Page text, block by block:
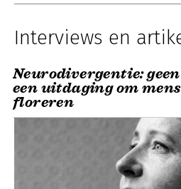
Interviews en
Neurodivergentie:
een uitdaging om
floreren